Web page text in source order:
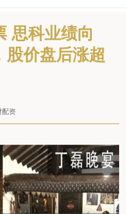
思科业绩向
价盘后涨超
配资